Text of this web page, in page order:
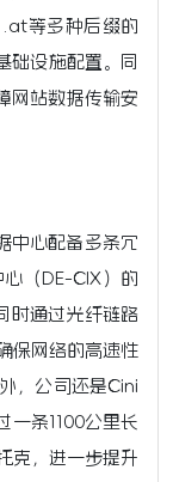
等多种后缀的
设施配置。同
网站数据传输安
中心配备多条冗
（DE-CIX）的
时通过光纤链路
保网络的高速性
，公司还是Cini
一条1100公里长
克，进一步提升